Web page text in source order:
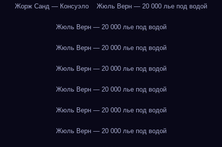
Жорж Санд — Консуэло Жюль Верн — 20 000 лье под водой
Жюль Верн — 20 000 лье под водой
Жюль Верн — 20 000 лье под водой
Жюль Верн — 20 000 лье под водой
Жюль Верн — 20 000 лье под водой
Жюль Верн — 20 000 лье под водой
Жюль Верн — 20 000 лье под водой